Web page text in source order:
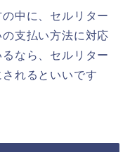
中に、セルリター
支払い方法に対応
なら、セルリター
れるといいです